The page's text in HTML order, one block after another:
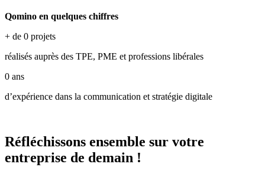
Qomino en quelques chiffres
+ de 0 projets
réalisés auprès des TPE, PME et professions libérales
0 ans
d’expérience dans la communication et stratégie digitale
Réfléchissons ensemble sur votre
entreprise de demain !